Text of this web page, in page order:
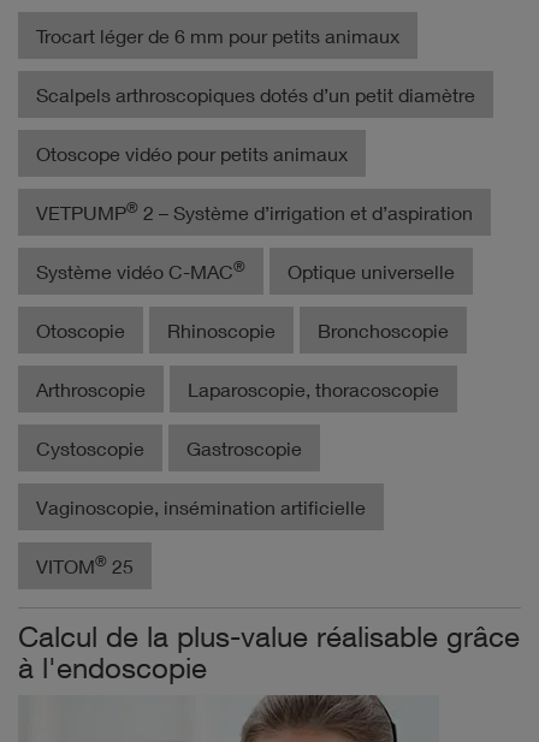
Trocart léger de 6 mm pour petits animaux
Scalpels arthroscopiques dotés d’un petit diamètre
Otoscope vidéo pour petits animaux
VETPUMP® 2 – Système d’irrigation et d’aspiration
Système vidéo C-MAC® Optique universelle
Otoscopie Rhinoscopie Bronchoscopie
Arthroscopie Laparoscopie, thoracoscopie
Cystoscopie Gastroscopie
Vaginoscopie, insémination artificielle
VITOM® 25
Calcul de la plus-value réalisable grâce
à l'endoscopie